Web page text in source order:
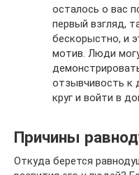
осталось о вас
первый взгляд,
бескорыстно, и
мотив. Люди
отзывчивость к
круг и войти в
Причины
Откуда берется